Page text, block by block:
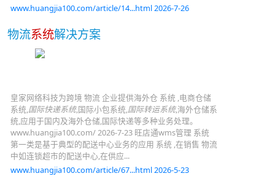
www.huangjia100.com/article/14...html 2026-7-26
物流系统解决方案
皇家网络科技为跨境 物流 企业提供海外仓 系统 ,电商仓储
系统,国际快递系统,国际小包系统,国际转运系统,海外仓储系
统,应用于国内及海外仓储,国际快递等多种业务处理。
www.huangjia100.com/ 2026-7-23 旺店通wms管理 系统
第一类是基于典型的配送中心业务的应用 系统 ,在销售 物流
中如连锁超市的配送中心,在供应...
www.huangjia100.com/article/67...html 2026-5-23